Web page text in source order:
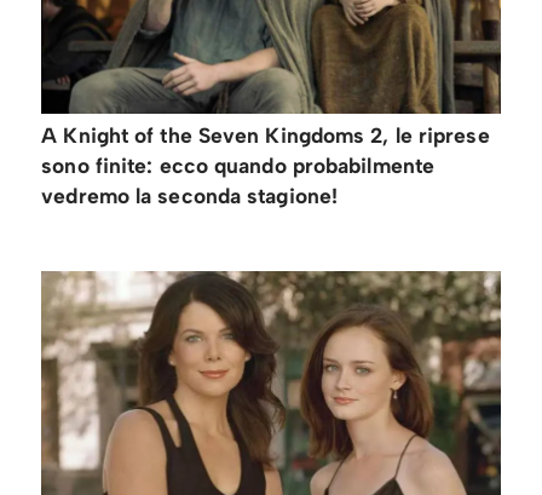
A Knight of the Seven Kingdoms 2, le riprese
sono finite: ecco quando probabilmente
vedremo la seconda stagione!